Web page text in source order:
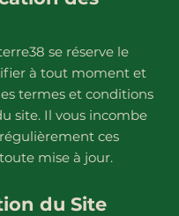
se réserve le
à tout moment et
termes et conditions
site. Il vous incombe
ces
mise à jour.
du Site